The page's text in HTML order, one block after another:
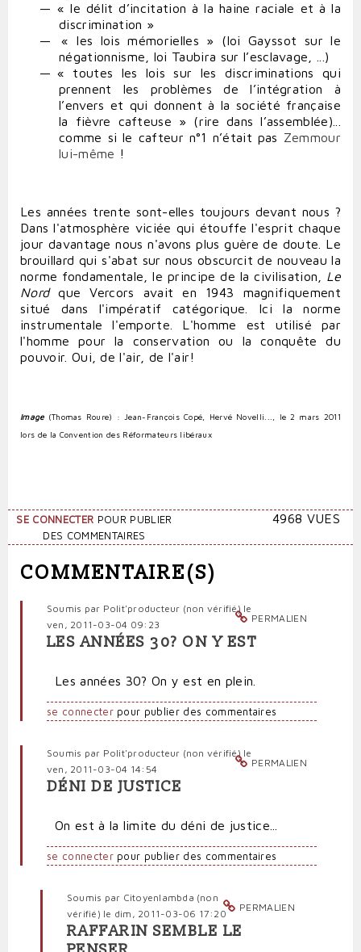
— « le délit d’incitation à la haine raciale et à la
discrimination »
—
« les lois mémorielles » (loi Gayssot sur le
négationnisme, loi Taubira sur l’esclavage, ...)
— « toutes les lois sur les discriminations qui
prennent les problèmes de l’intégration à
l’envers et qui donnent à la société française
la fièvre cafteuse » (rire dans l’assemblée)...
comme si le cafteur n°1 n’était pas Zemmour
lui-même !
Les années trente sont-elles toujours devant nous ?
Dans l'atmosphère viciée qui étouffe l'esprit chaque
jour davantage nous n'avons plus guère de doute. Le
brouillard qui s'abat sur nous obscurcit de nouveau la
norme fondamentale, le principe de la civilisation, Le
Nordque Vercors avait en 1943 magnifiquement
situé dans l'impératif catégorique. Ici la norme
instrumentale l'emporte. L'homme est utilisé par
l'homme pour la conservation ou la conquête du
pouvoir. Oui, de l'air, de l'air!
Image(Thomas Roure) : Jean-François Copé, Hervé Novelli..., le 2 mars 2011
lors de la Convention des Réformateurs libéraux
SE CONNECTER POUR PUBLIER
DES COMMENTAIRES
4968 VUES
COMMENTAIRE(S)
PERMALIEN
Soumis par Polit'producteur (non vérifié)le
ven, 2011-03-04 09:23
LES ANNÉES 30? ON Y EST
Les années 30? On y est en plein.
se connecterpour publier des commentaires
PERMALIEN
Soumis par Polit'producteur (non vérifié)le
ven, 2011-03-04 14:54
DÉNI DE JUSTICE
On est à la limite du déni de justice...
se connecterpour publier des commentaires
PERMALIEN
Soumis par Citoyenlambda (non
vérifié) le dim, 2011-03-06 17:20
En
RAFFARIN SEMBLE LE